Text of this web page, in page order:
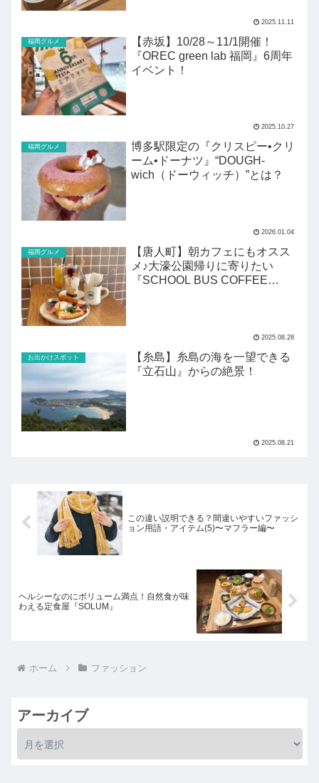
2025.11.11
福岡グルメ
【赤坂】10/28～11/1開催！
『OREC green lab 福岡』6周年
イベント！
2025.10.27
福岡グルメ
博多駅限定の『クリスピー•クリ
ーム•ドーナツ』“DOUGH-
wich（ドーウィッチ）”とは？
2026.01.04
福岡グルメ
【唐人町】朝カフェにもオスス
メ♪大濠公園帰りに寄りたい
『SCHOOL BUS COFFEE
2025.08.28
お出かけスポット
【糸島】糸島の海を一望できる
『立石山』からの絶景！
2025.08.21
この違い説明できる？間違いやすいファッシ
ョン用語・アイテム(5)〜マフラー編〜
ヘルシーなのにボリューム満点！自然食が味
わえる定食屋『SOLUM』
ホーム ファッション
アーカイブ